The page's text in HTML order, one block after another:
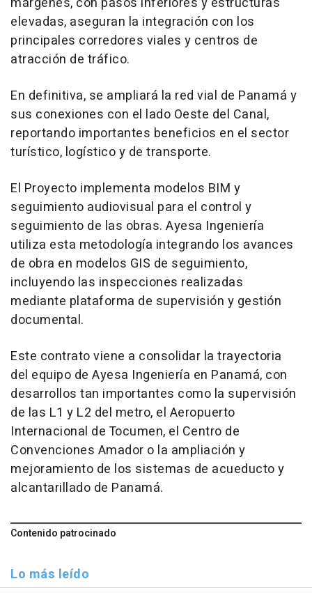
elevadas, aseguran la integración con los
principales corredores viales y centros de
atracción de tráfico.
En definitiva, se ampliará la red vial de Panamá y
sus conexiones con el lado Oeste del Canal,
reportando importantes beneficios en el sector
turístico, logístico y de transporte.
El Proyecto implementa modelos BIM y
seguimiento audiovisual para el control y
seguimiento de las obras. Ayesa Ingeniería
utiliza esta metodología integrando los avances
de obra en modelos GIS de seguimiento,
incluyendo las inspecciones realizadas
mediante plataforma de supervisión y gestión
documental.
Este contrato viene a consolidar la trayectoria
del equipo de Ayesa Ingeniería en Panamá, con
desarrollos tan importantes como la supervisión
de las L1 y L2 del metro, el Aeropuerto
Internacional de Tocumen, el Centro de
Convenciones Amador o la ampliación y
mejoramiento de los sistemas de acueducto y
alcantarillado de Panamá.
Contenido patrocinado
Lo más leído